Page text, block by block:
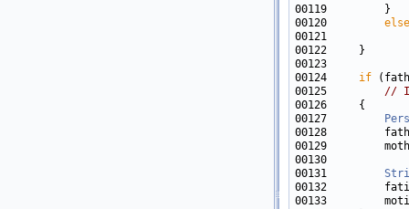
00120 else
00121
00124 if
00125 //
00127
00131